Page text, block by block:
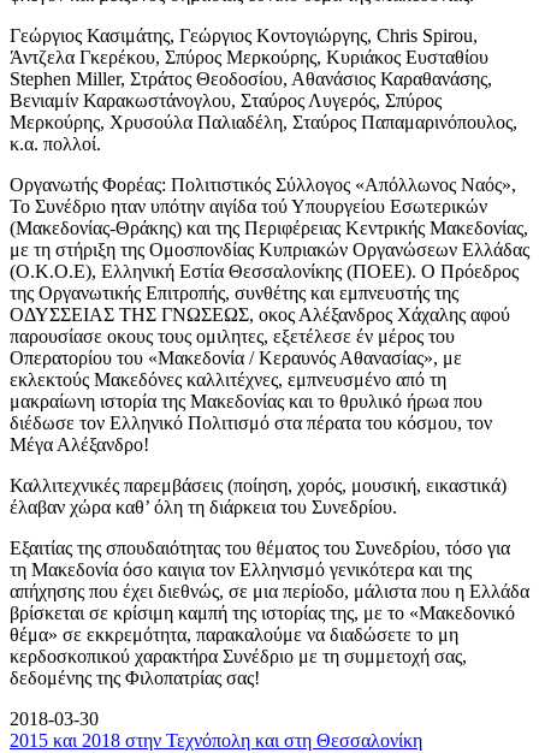
Γεώργιος Κασιμάτης, Γεώργιος Κοντογιώργης, Chris Spirou,
Άντζελα Γκερέκου, Σπύρος Μερκούρης, Κυριάκος Ευσταθίου
Stephen Miller, Στράτος Θεοδοσίου, Αθανάσιος Καραθανάσης,
Βενιαμίν Καρακωστάνογλου, Σταύρος Λυγερός, Σπύρος
Μερκούρης, Χρυσούλα Παλιαδέλη, Σταύρος Παπαμαρινόπουλος,
κ.α. πολλοί.
Οργανωτής Φορέας: Πολιτιστικός Σύλλογος «Απόλλωνος Ναός»,
Το Συνέδριο ηταν υπότην αιγίδα τού Υπουργείου Εσωτερικών
(Μακεδονίας-Θράκης) και της Περιφέρειας Κεντρικής Μακεδονίας,
με τη στήριξη της Ομοσπονδίας Κυπριακών Οργανώσεων Ελλάδας
(Ο.Κ.Ο.Ε), Ελληνική Εστία Θεσσαλονίκης (ΠΟΕΕ). Ο Πρόεδρος
της Οργανωτικής Επιτροπής, συνθέτης και εμπνευστής της
ΟΔΥΣΣΕΙΑΣ ΤΗΣ ΓΝΩΣΕΩΣ, οκος Αλέξανδρος Χάχαλης αφού
παρουσίασε οκους τους ομιλητες, εξετέλεσε έν μέρος του
Οπερατορίου του «Μακεδονία / Κεραυνός Αθανασίας», με
εκλεκτούς Μακεδόνες καλλιτέχνες, εμπνευσμένο από τη
μακραίωνη ιστορία της Μακεδονίας και το θρυλικό ήρωα που
διέδωσε τον Ελληνικό Πολιτισμό στα πέρατα του κόσμου, τον
Μέγα Αλέξανδρο!
Καλλιτεχνικές παρεμβάσεις (ποίηση, χορός, μουσική, εικαστικά)
έλαβαν χώρα καθ’ όλη τη διάρκεια του Συνεδρίου.
Εξαιτίας της σπουδαιότητας του θέματος του Συνεδρίου, τόσο για
τη Μακεδονία όσο καιγια τον Ελληνισμό γενικότερα και της
απήχησης που έχει διεθνώς, σε μια περίοδο, μάλιστα που η Ελλάδα
βρίσκεται σε κρίσιμη καμπή της ιστορίας της, με το «Μακεδονικό
θέμα» σε εκκρεμότητα, παρακαλούμε να διαδώσετε το μη
κερδοσκοπικού χαρακτήρα Συνέδριο με τη συμμετοχή σας,
δεδομένης της Φιλοπατρίας σας!
2018-03-30
2015 και 2018 στην Τεχνόπολη και στη Θεσσαλονίκη